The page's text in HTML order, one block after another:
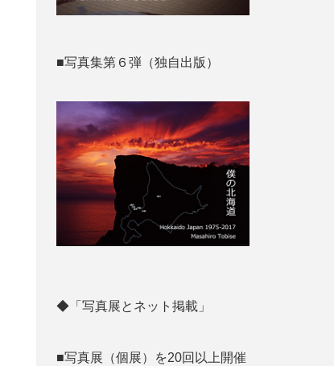
■写真集第６弾（独自出版）
◆「写真展とネット掲載」
■写真展（個展）を20回以上開催